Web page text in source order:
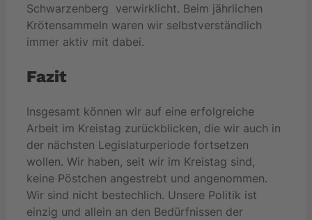
Schwarzenberg verwirklicht. Beim jährlichen
Krötensammeln waren wir selbstverständlich
immer aktiv mit dabei.
Fazit
Insgesamt können wir auf eine erfolgreiche
Arbeit im Kreistag zurückblicken, die wir auch in
der nächsten Legislaturperiode fortsetzen
wollen. Wir haben, seit wir im Kreistag sind,
keine Pöstchen angestrebt und angenommen.
Wir sind nicht bestechlich. Unsere Politik ist
einzig und allein an den Bedürfnissen der